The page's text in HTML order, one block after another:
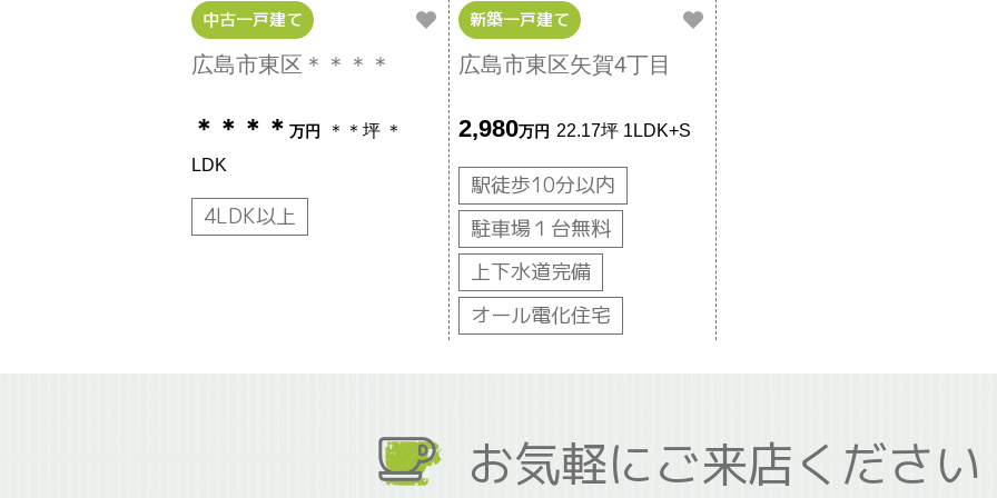
中古一戸建て
広島市東区＊＊＊＊
＊＊＊＊ 万円 ＊＊坪 ＊
LDK
4LDK以上
新築一戸建て
広島市東区矢賀4丁目
2,980万円 22.17坪 1LDK+S
駅徒歩10分以内
駐車場１台無料
上下水道完備
オール電化住宅
お気軽にご来店ください